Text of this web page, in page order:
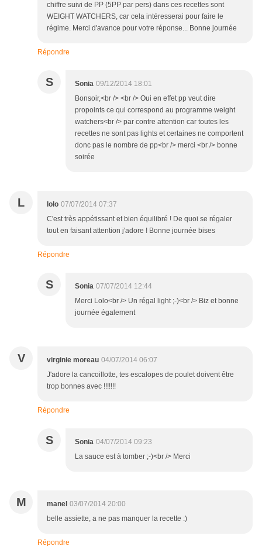
chiffre suivi de PP (5PP par pers) dans ces recettes sont
WEIGHT WATCHERS, car cela intéresserai pour faire le
régime. Merci d'avance pour votre réponse... Bonne journée
Répondre
S Sonia 09/12/2014 18:01
Bonsoir,<br /> <br /> Oui en effet pp veut dire
propoints ce qui correspond au programme weight
watchers<br /> par contre attention car toutes les
recettes ne sont pas lights et certaines ne comportent
donc pas le nombre de pp<br /> merci <br /> bonne
soirée
L lolo 07/07/2014 07:37
C'est très appétissant et bien équilibré ! De quoi se régaler
tout en faisant attention j'adore ! Bonne journée bises
Répondre
S Sonia 07/07/2014 12:44
Merci Lolo<br /> Un régal light ;-)<br /> Biz et bonne
journée également
V virginie moreau 04/07/2014 06:07
J'adore la cancoillotte, tes escalopes de poulet doivent être
trop bonnes avec !!!!!!!
Répondre
S Sonia 04/07/2014 09:23
La sauce est à tomber ;-)<br /> Merci
M manel 03/07/2014 20:00
belle assiette, a ne pas manquer la recette :)
Répondre